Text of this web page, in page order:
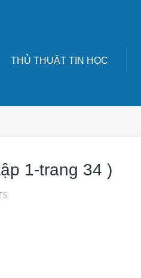
THỦ THUẬT TIN HỌC
1-trang 34 )